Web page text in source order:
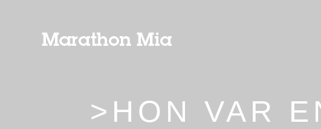
>HON VAR